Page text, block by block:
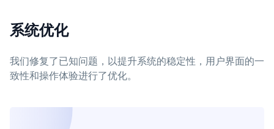
系统优化
我们修复了已知问题，以提升系统的稳定性，用户界面的一
致性和操作体验进行了优化。